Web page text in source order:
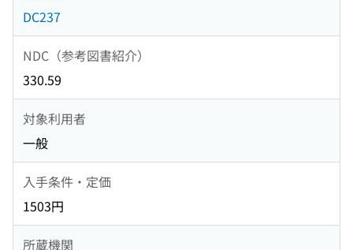
DC237
NDC（参考図書紹介）
330.59
対象利用者
一般
入手条件・定価
1503円
所蔵機関